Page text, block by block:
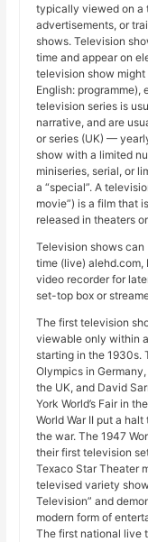
typically viewed on a
advertisements, or
shows. Television
time and appear on
television show
English:
television series is
narrative, and are
or series (UK) —
show with a limited
miniseries, serial, or
a “special”. A
movie”) is a film that
released in theaters
Television shows
time (live) alehd.com,
video recorder for
set-top box or
The first television
viewable only within
starting in the 1930s.
Olympics in
the UK, and David
York World’s Fair in
World War II put a
the war. The 1947
their first television
Texaco Star Theater
televised variety
Television” and
modern form of
The first national live